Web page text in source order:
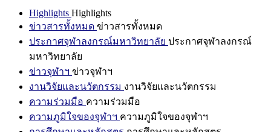
Highlights Highlights
ข่าวสารทั้งหมด ข่าวสารทั้งหมด
ประกาศจุฬาลงกรณ์มหาวิทยาลัย ประกาศจุฬาลงกรณ์
มหาวิทยาลัย
ข่าวจุฬาฯ ข่าวจุฬาฯ
งานวิจัยและนวัตกรรม งานวิจัยและนวัตกรรม
ความร่วมมือ ความร่วมมือ
ความภูมิใจของจุฬาฯ ความภูมิใจของจุฬาฯ